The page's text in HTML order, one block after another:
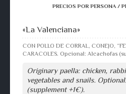
PRECIOS POR PERSONA /
«La Valenciana»
CON POLLO DE CORRAL, CONEJO,
CARACOLES. Opcional: Alcachofas
Originary paella: chicken,
vegetables and snails.
(supplement +1€).